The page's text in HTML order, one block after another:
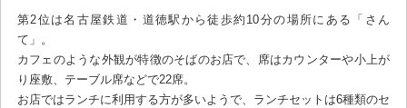
第2位は名古屋鉄道・道徳駅から徒歩約10分の場所にある「さん
て」。
カフェのような外観が特徴のそばのお店で、席はカウンターや小上が
り座敷、テーブル席などで22席。
お店ではランチに利用する方が多いようで、ランチセットは6種類のセ